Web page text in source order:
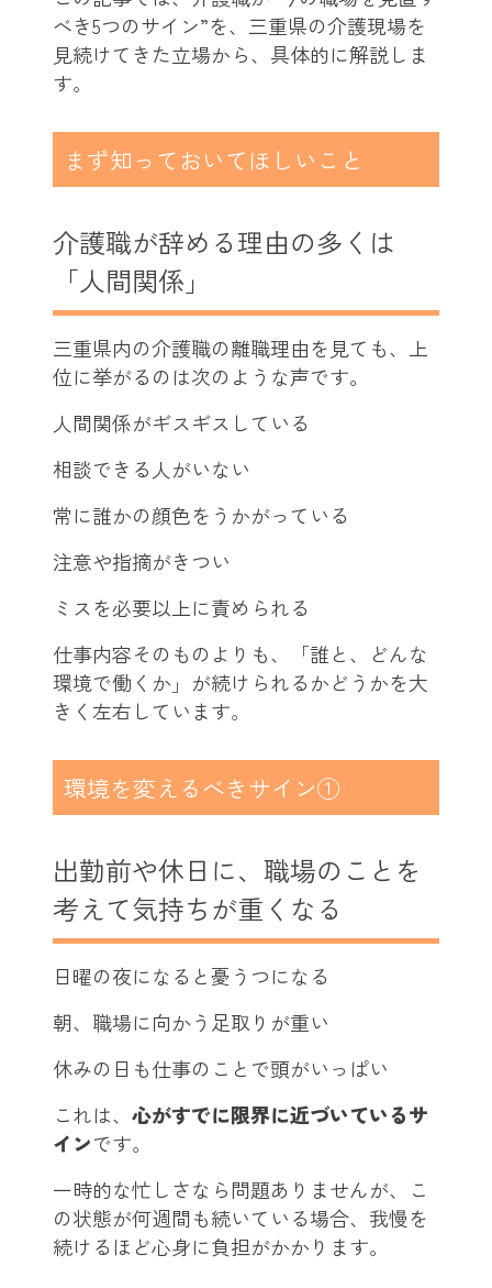
べき5つのサイン”を、三重県の介護現場を
見続けてきた立場から、具体的に解説しま
す。
まず知っておいてほしいこと
介護職が辞める理由の多くは
「人間関係」
三重県内の介護職の離職理由を見ても、上
位に挙がるのは次のような声です。
人間関係がギスギスしている
相談できる人がいない
常に誰かの顔色をうかがっている
注意や指摘がきつい
ミスを必要以上に責められる
仕事内容そのものよりも、「誰と、どんな
環境で働くか」が続けられるかどうかを大
きく左右しています。
環境を変えるべきサイン①
出勤前や休日に、職場のことを
考えて気持ちが重くなる
日曜の夜になると憂うつになる
朝、職場に向かう足取りが重い
休みの日も仕事のことで頭がいっぱい
これは、 心がすでに限界に近づいているサ
インです。
一時的な忙しさなら問題ありませんが、こ
の状態が何週間も続いている場合、我慢を
続けるほど心身に負担がかかります。